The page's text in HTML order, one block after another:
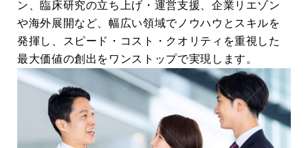
ン、臨床研究の立ち上げ・運営支援、企業リエゾン
や海外展開など、幅広い領域でノウハウとスキルを
発揮し、スピード・コスト・クオリティを重視した
最大価値の創出をワンストップで実現します。